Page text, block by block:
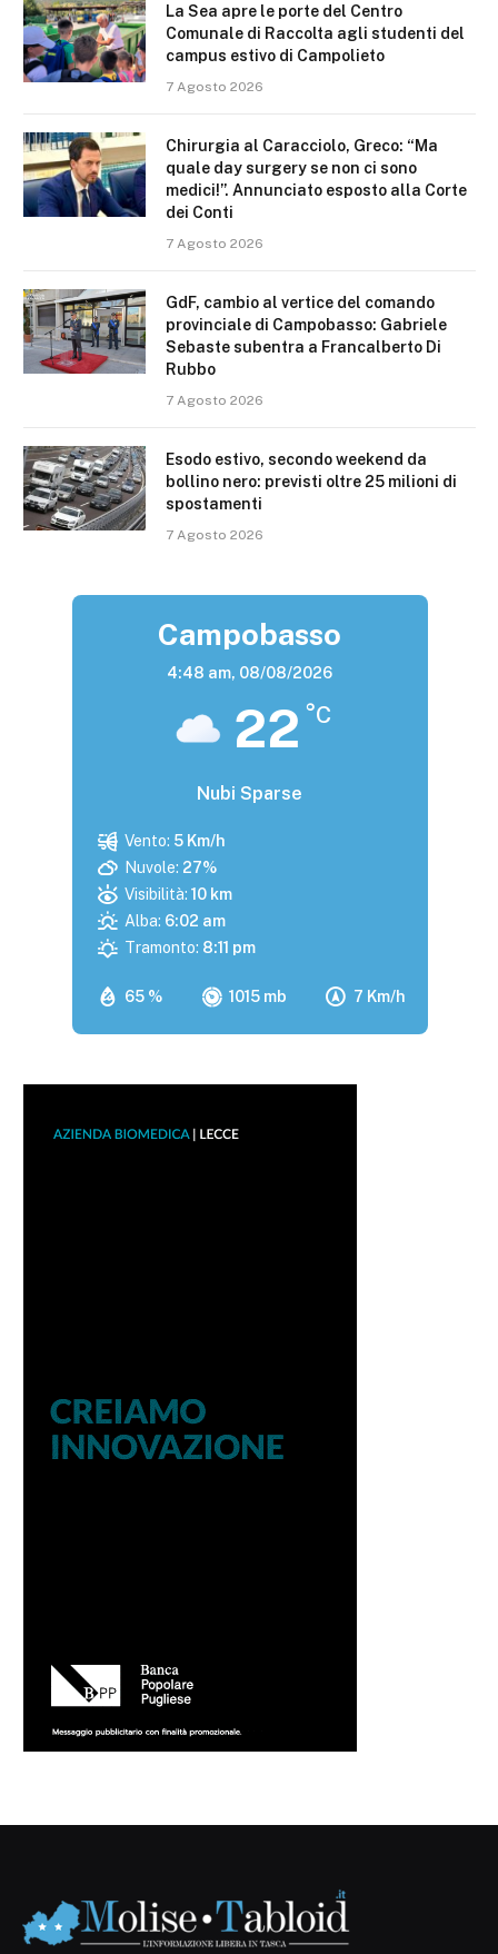
La Sea apre le porte del Centro
Comunale di Raccolta agli studenti del
campus estivo di Campolieto
7 Agosto 2026
Chirurgia al Caracciolo, Greco: “Ma
quale day surgery se non ci sono
medici!”. Annunciato esposto alla Corte
dei Conti
7 Agosto 2026
GdF, cambio al vertice del comando
provinciale di Campobasso: Gabriele
Sebaste subentra a Francalberto Di
Rubbo
7 Agosto 2026
Esodo estivo, secondo weekend da
bollino nero: previsti oltre 25 milioni di
spostamenti
7 Agosto 2026
Campobasso
4:48 am, 08/08/2026
22 °C
Nubi Sparse
65 % 1015 mb 7 Km/h
Vento: 5 Km/h
Nuvole: 27%
Visibilità: 10 km
Alba: 6:02 am
Tramonto: 8:11 pm